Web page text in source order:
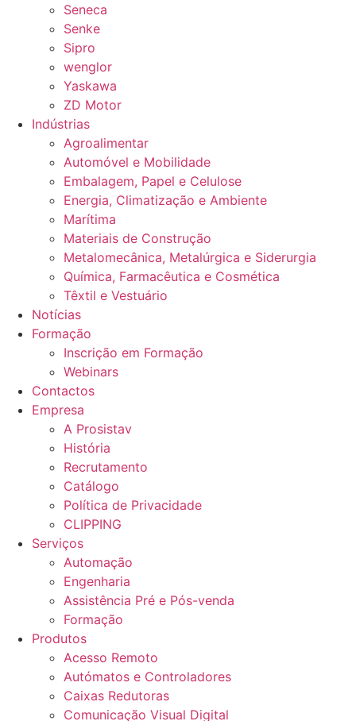
Seneca
Senke
Sipro
wenglor
Yaskawa
ZD Motor
Indústrias
Agroalimentar
Automóvel e Mobilidade
Embalagem, Papel e Celulose
Energia, Climatização e Ambiente
Marítima
Materiais de Construção
Metalomecânica, Metalúrgica e Siderurgia
Química, Farmacêutica e Cosmética
Têxtil e Vestuário
Notícias
Formação
Inscrição em Formação
Webinars
Contactos
Empresa
A Prosistav
História
Recrutamento
Catálogo
Política de Privacidade
CLIPPING
Serviços
Automação
Engenharia
Assistência Pré e Pós-venda
Formação
Produtos
Acesso Remoto
Autómatos e Controladores
Caixas Redutoras
Comunicação Visual Digital